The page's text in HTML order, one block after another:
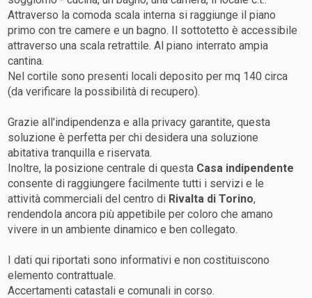
Attraverso la comoda scala interna si raggiunge il piano
primo con tre camere e un bagno. Il sottotetto è accessibile
attraverso una scala retrattile. Al piano interrato ampia
cantina.
Nel cortile sono presenti locali deposito per mq 140 circa
(da verificare la possibilità di recupero).
Grazie all'indipendenza e alla privacy garantite, questa
soluzione è perfetta per chi desidera una soluzione
abitativa tranquilla e riservata.
Inoltre, la posizione centrale di questa Casa indipendente
consente di raggiungere facilmente tutti i servizi e le
attività commerciali del centro di Rivalta di Torino,
rendendola ancora più appetibile per coloro che amano
vivere in un ambiente dinamico e ben collegato.
I dati qui riportati sono informativi e non costituiscono
elemento contrattuale.
Accertamenti catastali e comunali in corso.